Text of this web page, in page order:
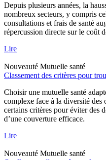
Depuis plusieurs années, la
nombreux secteurs, y compris
consultations et frais de santé
répercussion directe sur le coût
Lire
Nouveauté Mutuelle santé
Classement des critères pour
Choisir une mutuelle santé
complexe face à la diversité des
certains critères pour éviter des
d’une couverture efficace.
Lire
Nouveauté Mutuelle santé